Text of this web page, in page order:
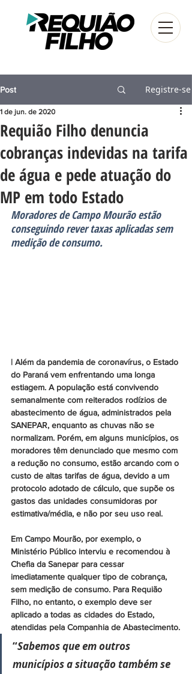
Post Registre-se
Requião Filho denuncia
cobranças indevidas na tarifa
de água e pede atuação do
MP em todo Estado
1 de jun. de 2020
Moradores de Campo Mourão estão
conseguindo rever taxas aplicadas sem
medição de consumo.
| Além da pandemia de coronavírus, o Estado
do Paraná vem enfrentando uma longa
estiagem. A população está convivendo
semanalmente com reiterados rodízios de
abastecimento de água, administrados pela
SANEPAR, enquanto as chuvas não se
normalizam. Porém, em alguns municípios, os
moradores têm denunciado que mesmo com
a redução no consumo, estão arcando com o
custo de altas tarifas de água, devido a um
protocolo adotado de cálculo, que supõe os
gastos das unidades consumidoras por
estimativa/média, e não por seu uso real.
Em Campo Mourão, por exemplo, o
Ministério Público interviu e recomendou à
Chefia da Sanepar para cessar
imediatamente qualquer tipo de cobrança,
sem medição de consumo. Para Requião
Filho, no entanto, o exemplo deve ser
aplicado a todas as cidades do Estado,
atendidas pela Companhia de Abastecimento.
“Sabemos que em outros
municípios a situação também se